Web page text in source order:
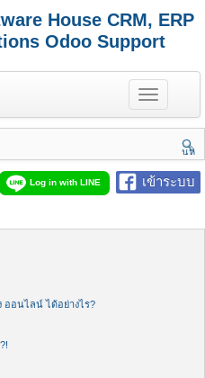
House CRM, ERP
Odoo Support
T
o
g
e
n
a
g
นห
า
เข้าระบบ
Log in with LINE
ออนไลน์ ได้อย่างไร?